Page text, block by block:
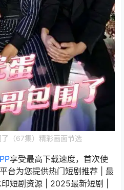
（67集）精彩画面节选
享受最高下载速度，首次使
台为您提供热门短剧推荐 | 最
短剧资源 | 2025最新短剧 |